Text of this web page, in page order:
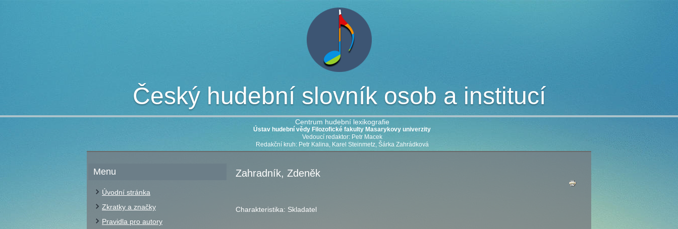
Český hudební slovník osob a institucí
Centrum hudební lexikografie
Ústav hudební vědy Filozofické fakulty Masarykovy univerzity
Vedoucí redaktor: Petr Macek
Redakční kruh: Petr Kalina, Karel Steinmetz, Šárka Zahrádková
Menu
Úvodní stránka
Zkratky a značky
Pravidla pro autory
Zahradník, Zdeněk
Charakteristika: Skladatel